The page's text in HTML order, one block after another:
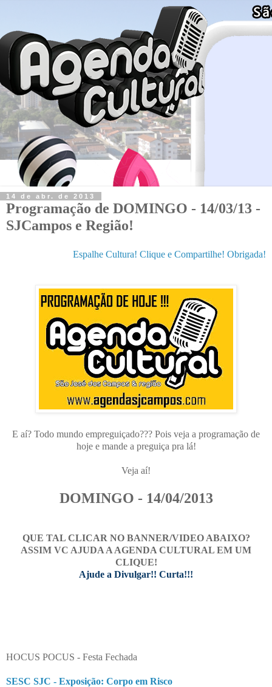
14 de abr. de 2013
Programação de DOMINGO - 14/03/13 -
SJCampos e Região!
Espalhe Cultura! Clique e Compartilhe! Obrigada!
E aí? Todo mundo empreguiçado??? Pois veja a programação de
hoje e mande a preguiça pra lá!
Veja aí!
DOMINGO - 14/04/2013
QUE TAL CLICAR NO BANNER/VIDEO ABAIXO?
ASSIM VC AJUDA A AGENDA CULTURAL EM UM
CLIQUE!
Ajude a Divulgar!! Curta!!!
HOCUS POCUS - Festa Fechada
SESC SJC - Exposição: Corpo em Risco